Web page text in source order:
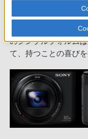
プ、心地よい操作感
それらすべてにこだ
ンとなっています。
のシンプルフォルム
て、持つことの喜びを